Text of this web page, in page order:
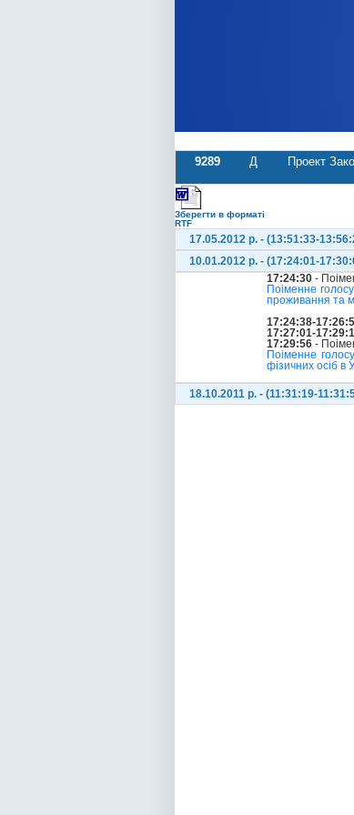
9289 Д
Проект
Зберегти в форматі
RTF
17.05.2012 р. - (13:51:33-
10.01.2012 р. - (17:24:01-
17:24:30 -
Поіменне
проживання та
17:24:38-
17:27:01-
17:29:56 -
Поіменне
фізичних осіб в
18.10.2011 р. - (11:31:19-